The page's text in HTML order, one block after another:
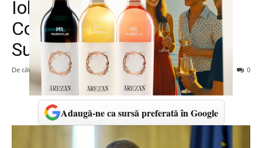
Iohannis participă, azi, la
Consiliul European şi la
Summit-ul PPE
De către 7est - 19 martie 2015 0
Adaugă-ne ca sursă preferată în Google